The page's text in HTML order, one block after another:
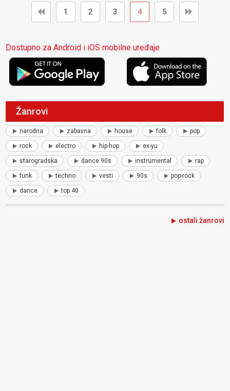
1 2 3 4 5
Dostupno za Android i iOS mobilne uređaje
Žanrovi
narodna zabavna house folk pop
rock electro hip-hop ex-yu
starogradska dance 90s instrumental rap
funk techno vesti 90s pop-rock
dance top 40
ostali žanrovi